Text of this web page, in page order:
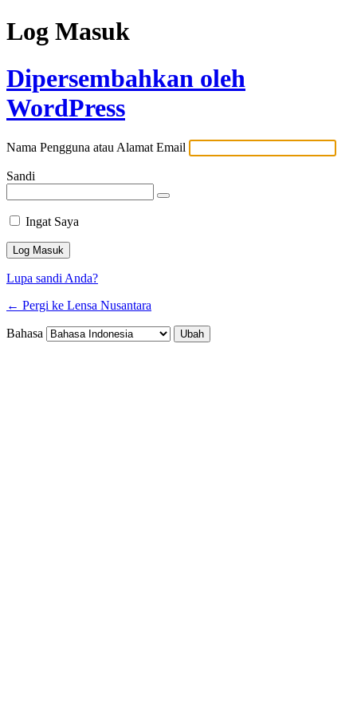
Log Masuk
Dipersembahkan oleh
WordPress
Nama Pengguna atau Alamat Email
Sandi
Ingat Saya
Lupa sandi Anda?
← Pergi ke Lensa Nusantara
Bahasa